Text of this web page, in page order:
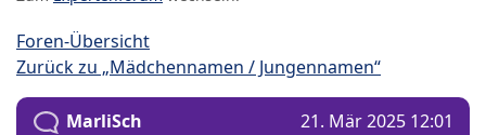
Foren-Übersicht
Zurück zu „Mädchennamen / Jungennamen“
MarliSch 21. Mär 2025 12:01